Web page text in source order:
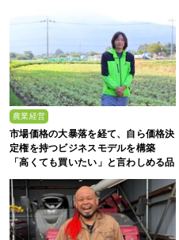
農業経営
市場価格の大暴落を経て、自ら価格決
定権を持つビジネスモデルを構築
「高くても買いたい」と言わしめる品
質を生み出すのは